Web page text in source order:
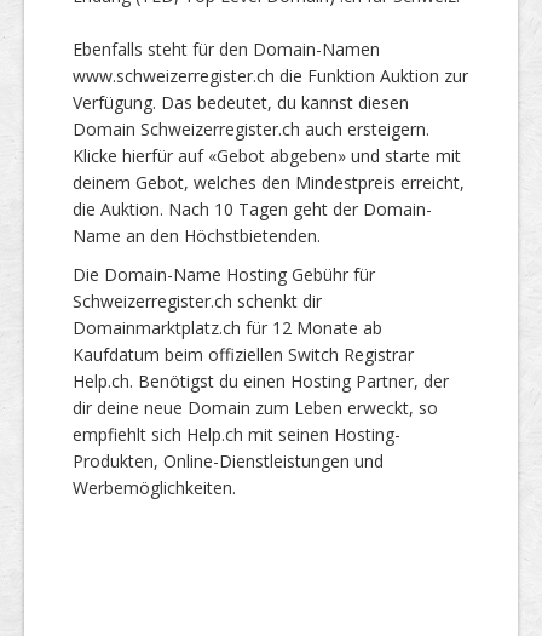
Ebenfalls steht für den Domain-Namen
www.schweizerregister.ch die Funktion Auktion zur
Verfügung. Das bedeutet, du kannst diesen
Domain Schweizerregister.ch auch ersteigern.
Klicke hierfür auf «Gebot abgeben» und starte mit
deinem Gebot, welches den Mindestpreis erreicht,
die Auktion. Nach 10 Tagen geht der Domain-
Name an den Höchstbietenden.
Die Domain-Name Hosting Gebühr für
Schweizerregister.ch schenkt dir
Domainmarktplatz.ch für 12 Monate ab
Kaufdatum beim offiziellen Switch Registrar
Help.ch. Benötigst du einen Hosting Partner, der
dir deine neue Domain zum Leben erweckt, so
empfiehlt sich Help.ch mit seinen Hosting-
Produkten, Online-Dienstleistungen und
Werbemöglichkeiten.